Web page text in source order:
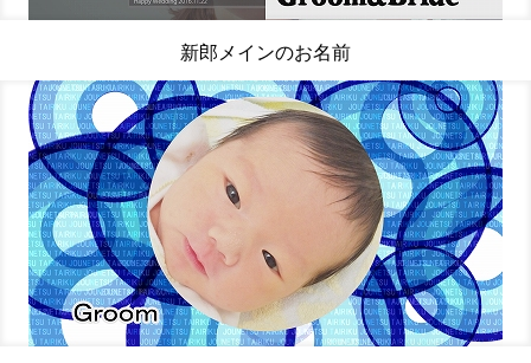
新郎メインのお名前